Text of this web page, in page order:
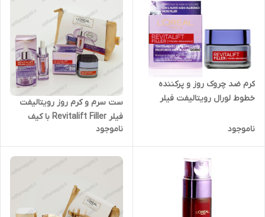
کرم ضد چروک روز و پرکننده
خطوط لورال رویتالیفت فیلر
ناموجود
ست سرم و کرم روز رویتالیفت
فیلر Revitalift Filler با کیف
اورجینال
ناموجود